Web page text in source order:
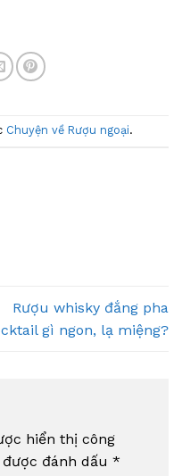
Chuyện về Rượu ngoại.
Rượu whisky đắng pha
gì ngon, lạ miệng?
hiển thị công
đánh dấu *